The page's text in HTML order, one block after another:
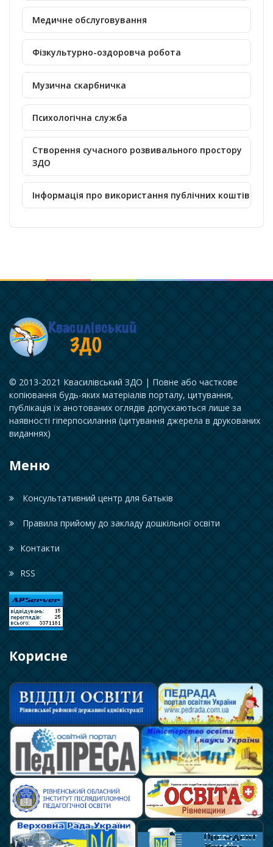
Медичне обслуговування
Фізкультурно-оздоровча робота
Музична скарбничка
Психологічна служба
Створення сучасного розвивального простору
ЗДО
Інформація про використання публічних коштів
© 2013-2021 Квасилівський ЗДО | Повне або часткове
копіювання будь-яких матеріалів порталу, цитування,
публікація їх анотованих оглядів допускаються лише за
наявності гіперпосилання (цитування джерела в друкованих
виданнях)
Меню
Консультативний центр для батьків
Правила прийому до закладу дошкільної освіти
Контакти
RSS
Корисне